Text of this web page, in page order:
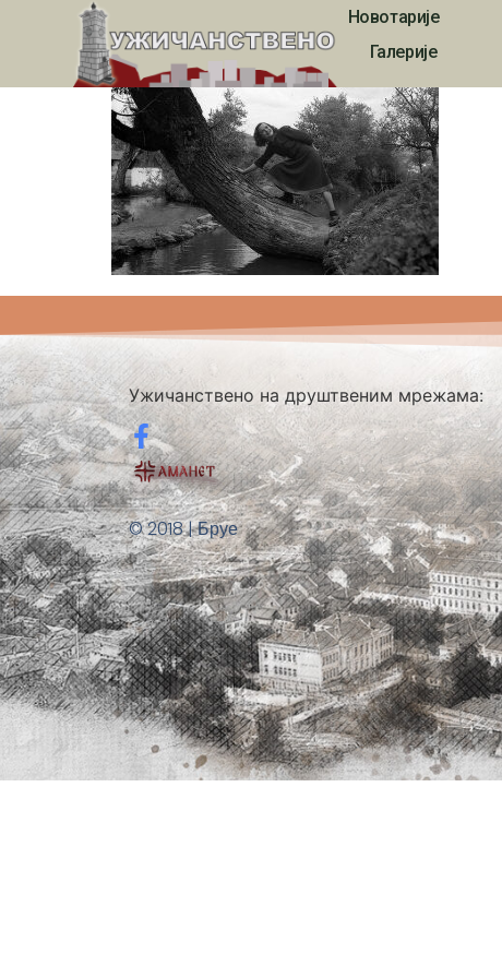
Новотарије
Галерије
333
Ужичанствено на друштвеним мрежама:
© 2018 | Бруе